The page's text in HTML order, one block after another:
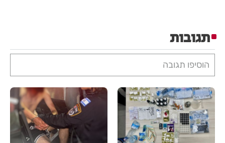
תגובות
הוסיפו תגובה